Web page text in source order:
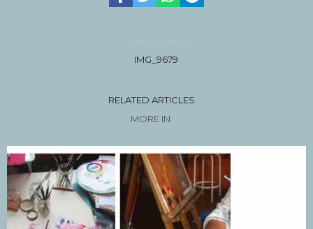
Previous article
IMG_9679
RELATED ARTICLES
MORE IN